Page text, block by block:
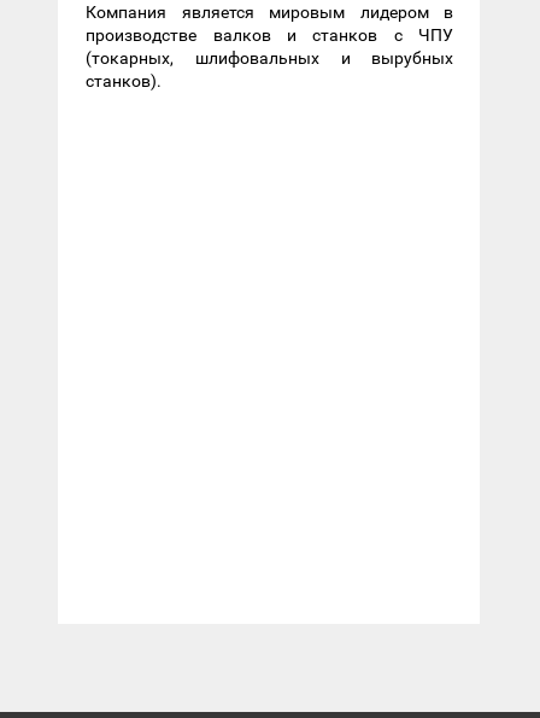
Компания является мировым лидером в
производстве валков и станков с ЧПУ
(токарных, шлифовальных и вырубных
станков).